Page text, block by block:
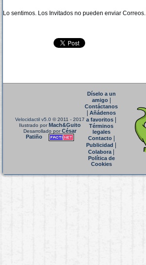
Lo sentimos. Los Invitados no pueden enviar Correos.
Velocidactil v5.0 © 2011 - 2017
Ilustrado porMach&Guito
Desarrollado porCésar
Patiño
Díselo a un
amigo|
Contáctanos
Añádenos
a favoritos
Términos
legales
Contacto|
Publicidad
Colabora|
Política de
Cookies